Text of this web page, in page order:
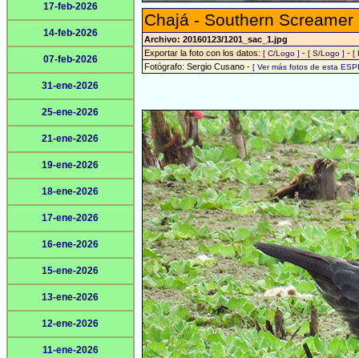
17-feb-2026
14-feb-2026
07-feb-2026
31-ene-2026
25-ene-2026
21-ene-2026
19-ene-2026
18-ene-2026
17-ene-2026
16-ene-2026
15-ene-2026
13-ene-2026
12-ene-2026
11-ene-2026
Chajá - Southern
Archivo: 20160123/1201_sac_1.jpg
Exportar la foto con los datos: [ C/Logo ] - [ S/Logo ] - [
Fotógrafo: Sergio Cusano - [ Ver más fotos de esta